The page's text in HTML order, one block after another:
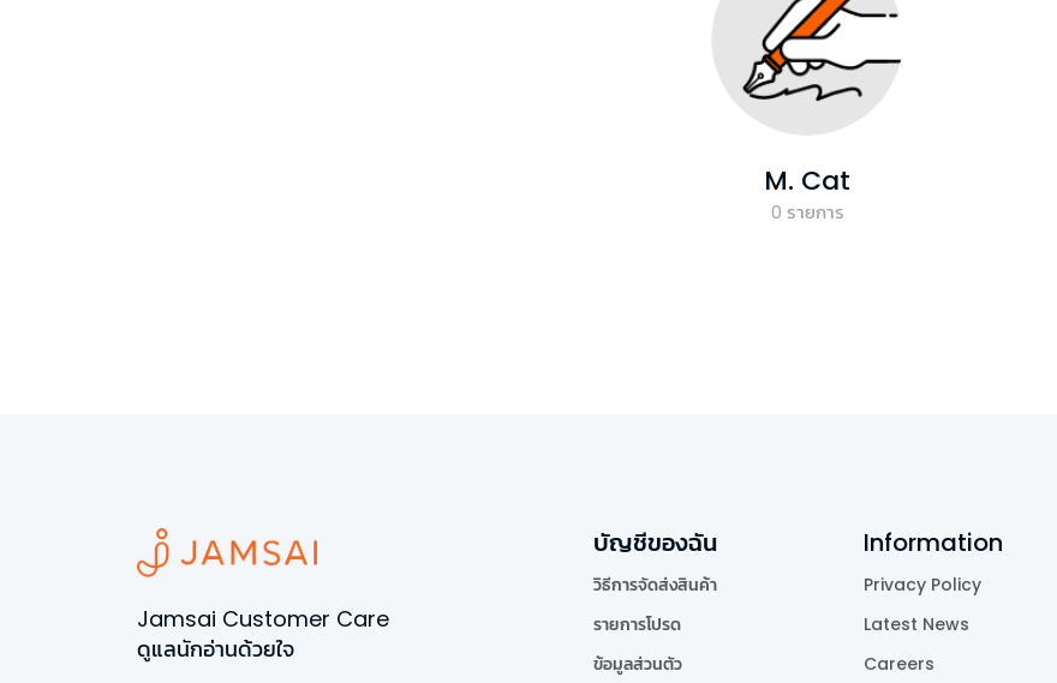
M. Cat
0 รายการ
Jamsai Customer Care
ดูแลนักอ่านด้วยใจ
บัญชีของฉัน
วิธีการจัดส่งสินค้า
รายการโปรด
ข้อมูลส่วนตัว
Information
Privacy Policy
Latest News
Careers